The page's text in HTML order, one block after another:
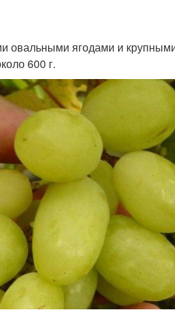
овальными ягодами и
600 г.